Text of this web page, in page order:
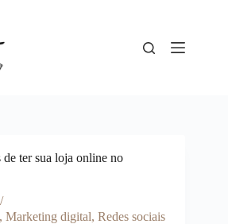
ter sua loja online no
, Marketing digital, Redes sociais